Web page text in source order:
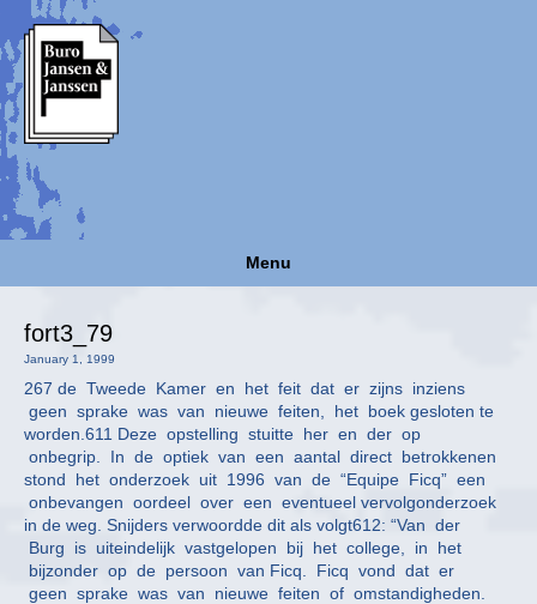
Menu
fort3_79
January 1, 1999
267 de Tweede Kamer en het feit dat er zijns inziens
geen sprake was van nieuwe feiten, het boek gesloten te
worden.611 Deze opstelling stuitte her en der op
onbegrip. In de optiek van een aantal direct betrokkenen
stond het onderzoek uit 1996 van de “Equipe Ficq” een
onbevangen oordeel over een eventueel vervolgonderzoek
in de weg. Snijders verwoordde dit als volgt612: “Van der
Burg is uiteindelijk vastgelopen bij het college, in het
bijzonder op de persoon van Ficq. Ficq vond dat er
geen sprake was van nieuwe feiten of omstandigheden.